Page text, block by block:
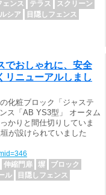
ェンス テラス
スクリーン
ルシア
目隠しフェンス
でおしゃれに、安全
リニューアルしまし
化粧ブロック「ジャステ
ス「AB YS3型」 オータム
かりと間仕切りしていま
が設けられていました
伸縮門扉 塀
ブロック
ル
目隠しフェンス